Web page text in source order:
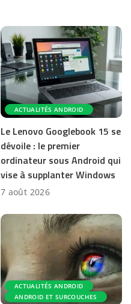
ACTUALITÉS ANDROID
Le Lenovo Googlebook 15 se
dévoile : le premier
ordinateur sous Android qui
vise à supplanter Windows
7 août 2026
ACTUALITÉS ANDROID
ANDROID ET SURCOUCHES